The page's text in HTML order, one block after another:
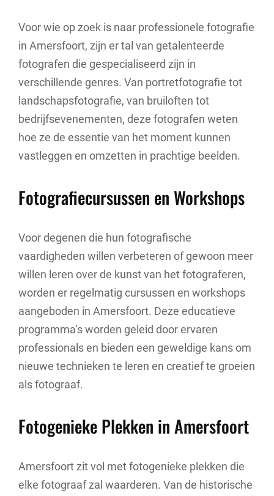
Voor wie op zoek is naar professionele fotografie
in Amersfoort, zijn er tal van getalenteerde
fotografen die gespecialiseerd zijn in
verschillende genres. Van portretfotografie tot
landschapsfotografie, van bruiloften tot
bedrijfsevenementen, deze fotografen weten
hoe ze de essentie van het moment kunnen
vastleggen en omzetten in prachtige beelden.
Fotografiecursussen en Workshops
Voor degenen die hun fotografische
vaardigheden willen verbeteren of gewoon meer
willen leren over de kunst van het fotograferen,
worden er regelmatig cursussen en workshops
aangeboden in Amersfoort. Deze educatieve
programma’s worden geleid door ervaren
professionals en bieden een geweldige kans om
nieuwe technieken te leren en creatief te groeien
als fotograaf.
Fotogenieke Plekken in Amersfoort
Amersfoort zit vol met fotogenieke plekken die
elke fotograaf zal waarderen. Van de historische